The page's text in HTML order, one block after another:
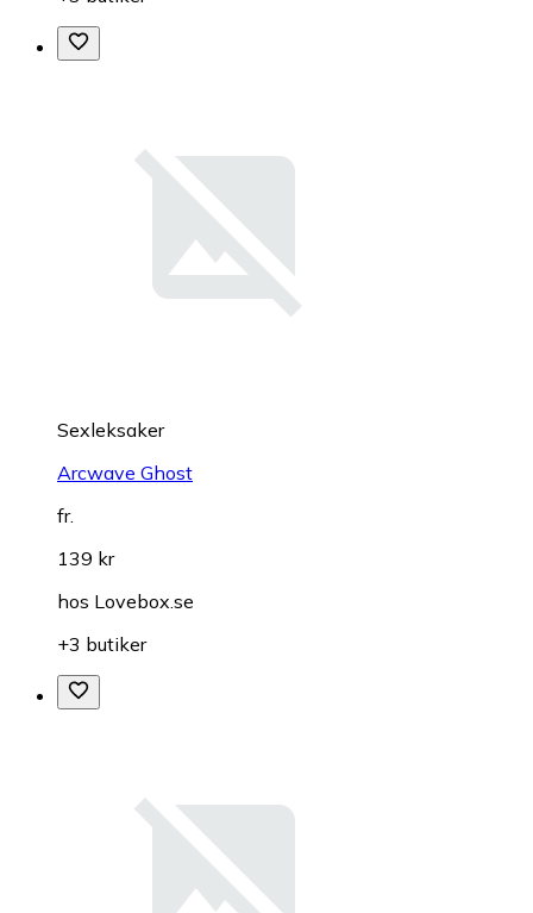
Sexleksaker
Arcwave Ghost
fr.
139 kr
hos Lovebox.se
+3 butiker